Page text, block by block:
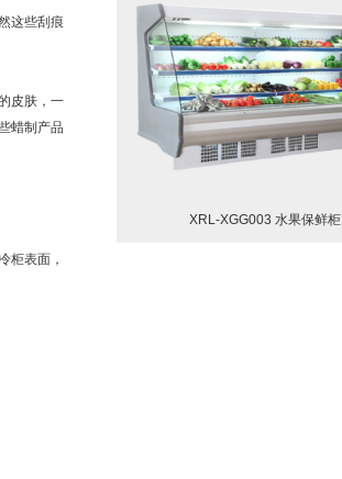
这些刮痕
皮肤，一
蜡制产品
柜表面，
XRL-XGG003 水果保鲜柜